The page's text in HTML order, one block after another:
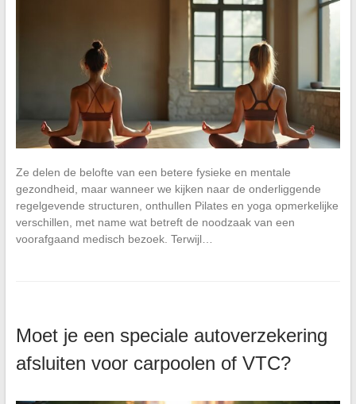
Ze delen de belofte van een betere fysieke en mentale
gezondheid, maar wanneer we kijken naar de onderliggende
regelgevende structuren, onthullen Pilates en yoga opmerkelijke
verschillen, met name wat betreft de noodzaak van een
voorafgaand medisch bezoek. Terwijl…
Moet je een speciale autoverzekering
afsluiten voor carpoolen of VTC?